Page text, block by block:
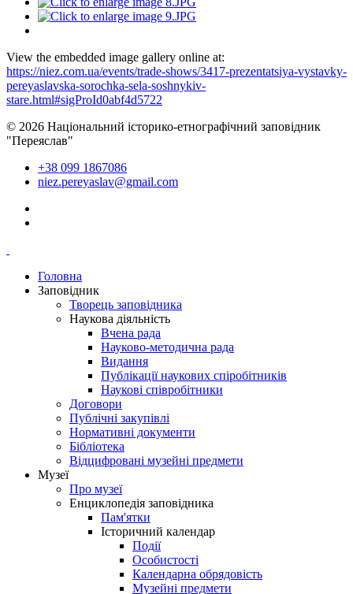
View the embedded image gallery online at:
https://niez.com.ua/events/trade-shows/3417-prezentatsiya-vystavky-
pereyaslavska-sorochka-sela-soshnykiv-
stare.html#sigProId0abf4d5722
© 2026 Національний історико-етнографічний заповідник
"Переяслав"
+38 099 1867086
niez.pereyaslav@gmail.com
Головна
Заповідник
Творець заповідника
Наукова діяльність
Вчена рада
Науково-методична рада
Видання
Публікації наукових спіробітників
Наукові співробітники
Договори
Публічні закупівлі
Нормативні документи
Бібліотека
Відцифровані музейні предмети
Музеї
Про музеї
Енциклопедія заповідника
Пам'ятки
Історичний календар
Події
Особистості
Календарна обрядовість
Музейні предмети